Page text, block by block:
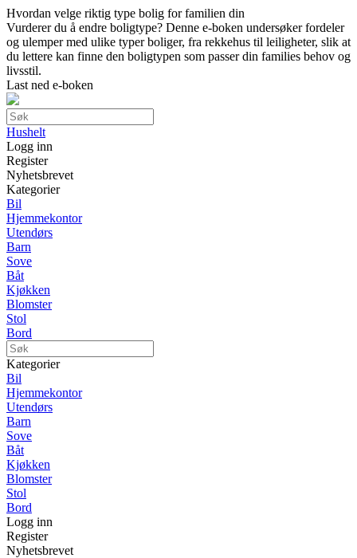
Hvordan velge riktig type bolig for familien din
Vurderer du å endre boligtype? Denne e-boken undersøker fordeler
og ulemper med ulike typer boliger, fra rekkehus til leiligheter, slik at
du lettere kan finne den boligtypen som passer din families behov og
livsstil.
Last ned e-boken
Hushelt
Logg inn
Register
Nyhetsbrevet
Kategorier
Bil
Hjemmekontor
Utendørs
Barn
Sove
Båt
Kjøkken
Blomster
Stol
Bord
Kategorier
Bil
Hjemmekontor
Utendørs
Barn
Sove
Båt
Kjøkken
Blomster
Stol
Bord
Logg inn
Register
Nyhetsbrevet